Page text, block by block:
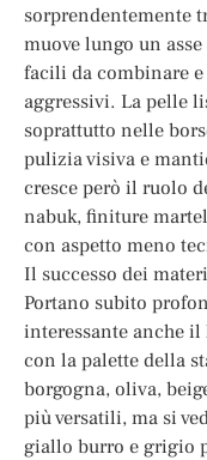
sorprendentemente
muove lungo un
facili da combinare
aggressivi. La pelle
soprattutto nelle
pulizia visiva e
cresce però il ruolo
nabuk, finiture
con aspetto meno
Il successo dei
Portano subito
interessante anche
con la palette della
borgogna, oliva,
più versatili, ma si
giallo burro e grigio